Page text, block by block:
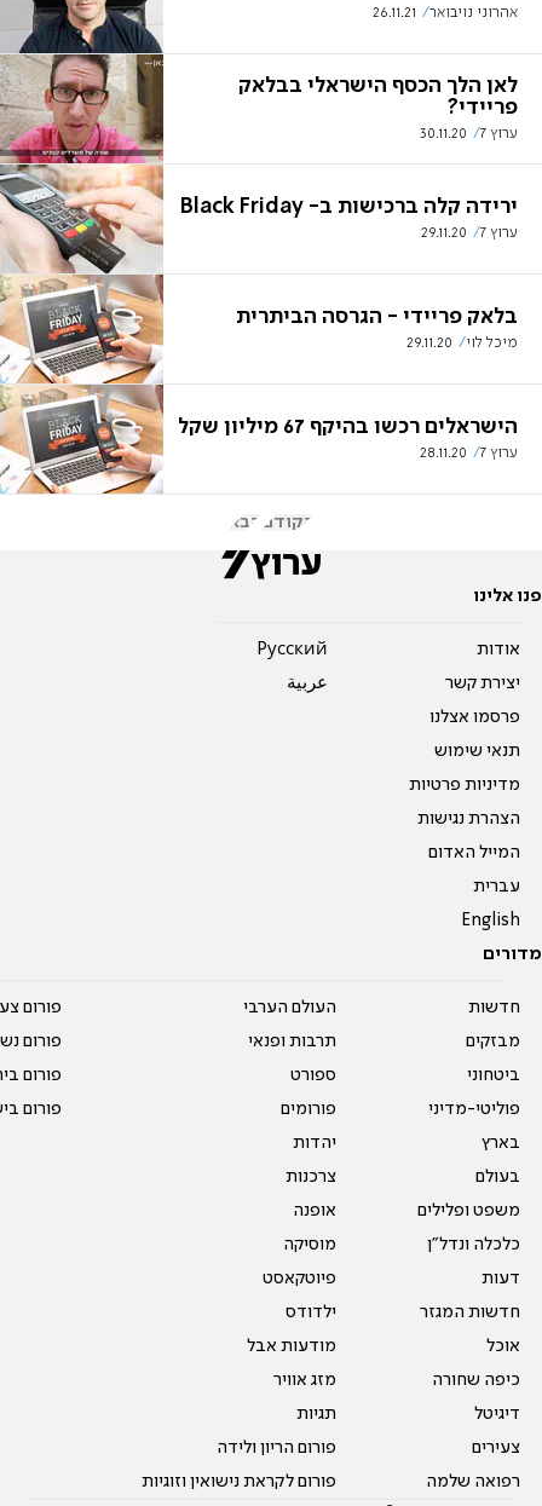
אהרוני נויבואר 26.11.21
לאן הלך הכסף הישראלי בבלאק
פריידי?
ערוץ 7 30.11.20
ירידה קלה ברכישות ב- Black Friday
ערוץ 7 29.11.20
בלאק פריידי - הגרסה הביתרית
מיכל לוי 29.11.20
הישראלים רכשו בהיקף 67 מיליון שקל
ערוץ 7 28.11.20
הקודם הבא
פנו אלינו
אודות
יצירת קשר
פרסמו אצלנו
תנאי שימוש
מדיניות פרטיות
הצהרת נגישות
המייל האדום
עברית
English
Pусский
عربية
מדורים
חדשות
מבזקים
ביטחוני
פוליטי-מדיני
בארץ
בעולם
משפט ופלילים
כלכלה ונדל"ן
דעות
חדשות המגזר
אוכל
כיפה שחורה
דיגיטל
צעירים
רפואה שלמה
העולם הערבי
תרבות ופנאי
ספורט
פורומים
יהדות
צרכנות
אופנה
מוסיקה
פיוטקאסט
ילדודס
מודעות אבל
מזג אוויר
תגיות
פורום הריון ולידה
פורום לקראת נישואין וזוגיות
פורום
פורום
פורום
פורום